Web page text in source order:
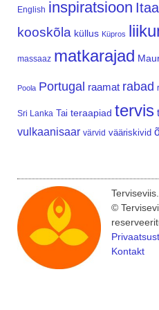
English inspiratsioon
kooskõla küllus Küpros
massaaz matkarajad
Poola Portugal raamat rabad
Sri Lanka Tai teraapiad tervis
vulkaanisaar värvid vääriskivid
©
Kontakt